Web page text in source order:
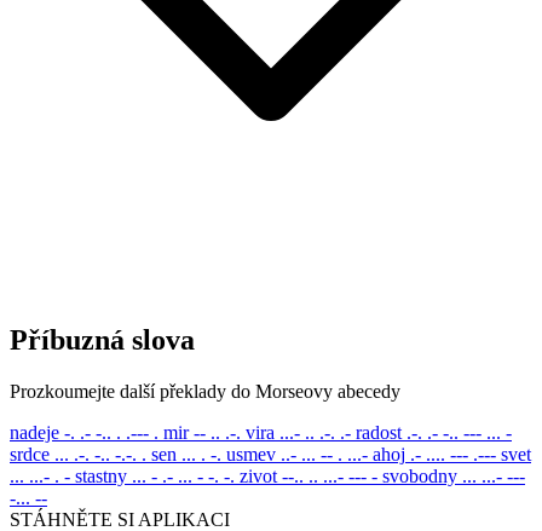
Příbuzná slova
Prozkoumejte další překlady do Morseovy abecedy
nadeje -. .- -.. . .--- . mir -- .. .-. vira ...- .. .-. .- radost .-. .- -.. --- ... -
srdce ... .-. -.. -.-. . sen ... . -. usmev ..- ... -- . ...- ahoj .- .... --- .--- svet
... ...- . - stastny ... - .- ... - -. -. zivot --.. .. ...- --- - svobodny ... ...- ---
-... --
STÁHNĚTE SI APLIKACI